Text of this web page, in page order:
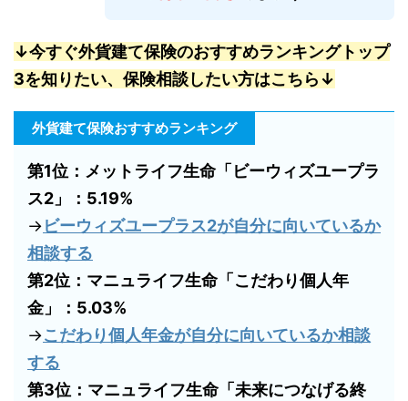
↓今すぐ外貨建て保険のおすすめランキングトップ
3を知りたい、保険相談したい方はこちら↓
外貨建て保険おすすめランキング
第1位：メットライフ生命「ビーウィズユープラ
ス2」：5.19%
→ビーウィズユープラス2が自分に向いているか
相談する
第2位：マニュライフ生命「こだわり個人年
金」：5.03%
→こだわり個人年金が自分に向いているか相談
する
第3位：マニュライフ生命「未来につなげる終